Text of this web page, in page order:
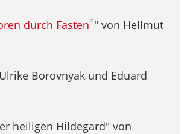
durch Fasten*" von Hellmut
Borovnyak und Eduard
heiligen Hildegard" von